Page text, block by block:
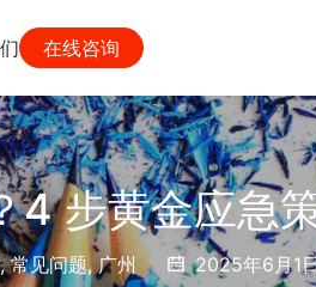
在线咨询
4 步黄金应急
,常见问题,广州 2025年6月1